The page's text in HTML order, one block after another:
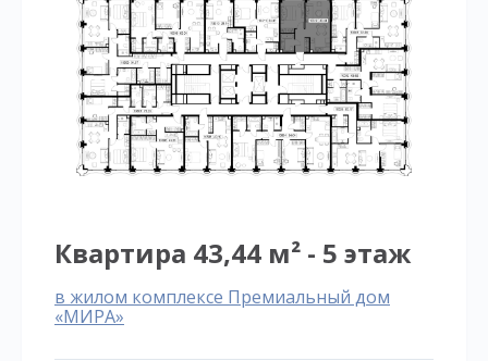
Квартира 43,44 м² - 5 этаж
в жилом комплексе Премиальный дом
«МИРА»